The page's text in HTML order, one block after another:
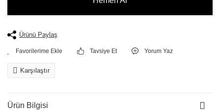
Ürünü Paylaş
Tavsiye Et Yorum Yaz
Karşılaştır
Ürün Bilgisi